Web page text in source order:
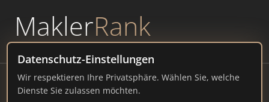
MaklerRank
powered byWAVEPOINT
Datenschutz-Einstellungen
Wir respektieren Ihre Privatsphäre. Wählen Sie, welche
Dienste Sie zulassen möchten.
Immobilien Wyss Schweiz AG .